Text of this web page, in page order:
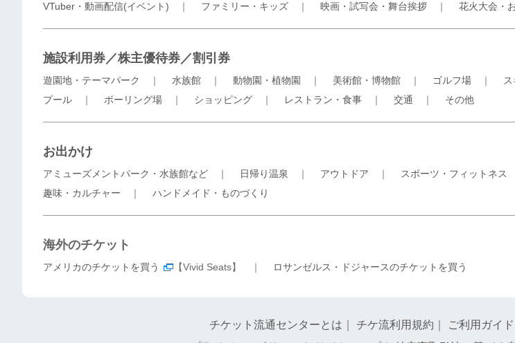
VTuber・動画配信(イベント) ｜ ファミリー・キッズ ｜ 映画・試写会・舞台挨拶 ｜ 花火大会・
施設利用券／株主優待券／割引券
遊園地・テーマパーク ｜ 水族館 ｜ 動物園・植物園 ｜ 美術館・博物館 ｜ ゴルフ場 ｜
プール ｜ ボーリング場 ｜ ショッピング ｜ レストラン・食事 ｜ 交通 ｜ その他
お出かけ
アミューズメントパーク・水族館など ｜ 日帰り温泉 ｜ アウトドア ｜ スポーツ・フィットネス
趣味・カルチャー ｜ ハンドメイド・ものづくり
海外のチケット
アメリカのチケットを買う 【Vivid Seats】 ｜ ロサンゼルス・ドジャースのチケットを買う
チケット流通センターとは チケ流利用規約 ご利用ガイド